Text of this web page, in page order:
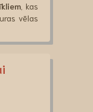
, kas
vēlas